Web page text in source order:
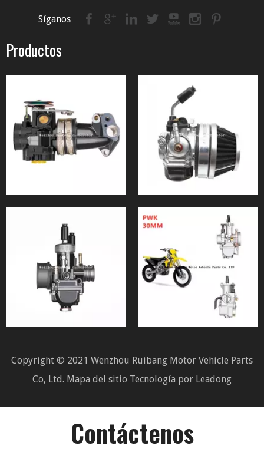
Síganos
Productos
Copyright © 2021 Wenzhou Ruibang Motor Vehicle Parts
Co, Ltd. Mapa del sitio Tecnología por Leadong
Contáctenos